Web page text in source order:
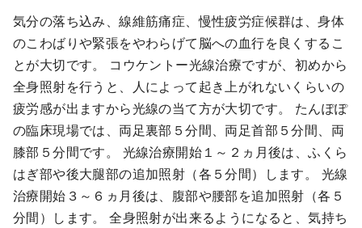
気分の落ち込み、線維筋痛症、慢性疲労症候群は、身体
のこわばりや緊張をやわらげて脳への血行を良くするこ
とが大切です。 コウケントー光線治療ですが、初めから
全身照射を行うと、人によって起き上がれないくらいの
疲労感が出ますから光線の当て方が大切です。 たんぽぽ
の臨床現場では、両足裏部５分間、両足首部５分間、両
膝部５分間です。 光線治療開始１～２ヵ月後は、ふくら
はぎ部や後大腿部の追加照射（各５分間）します。 光線
治療開始３～６ヵ月後は、腹部や腰部を追加照射（各５
分間）します。 全身照射が出来るようになると、気持ち